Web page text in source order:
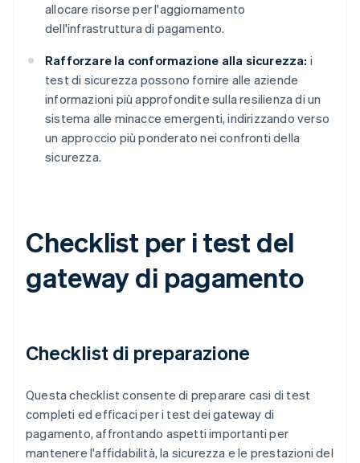
allocare risorse per l'aggiornamento
dell'infrastruttura di pagamento.
Rafforzare la conformazione alla sicurezza: i
test di sicurezza possono fornire alle aziende
informazioni più approfondite sulla resilienza di un
sistema alle minacce emergenti, indirizzando verso
un approccio più ponderato nei confronti della
sicurezza.
Checklist per i test del
gateway di pagamento
Checklist di preparazione
Questa checklist consente di preparare casi di test
completi ed efficaci per i test dei gateway di
pagamento, affrontando aspetti importanti per
mantenere l'affidabilità, la sicurezza e le prestazioni del